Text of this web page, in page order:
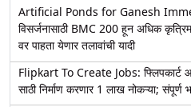
Artificial Ponds for Ganesh
विसर्जनासाठी BMC 200 हून अधिक
वर पाहता येणार तलावांची यादी
Flipkart To Create Jobs:
साठी निर्माण करणार 1 लाख नोकऱ्या; संपूर्ण